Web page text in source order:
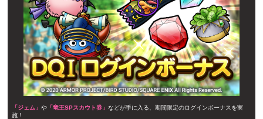
「ジェム」 や 「竜王SPスカウト券」 などが手に入る、期間限定のログインボーナスを実
施！